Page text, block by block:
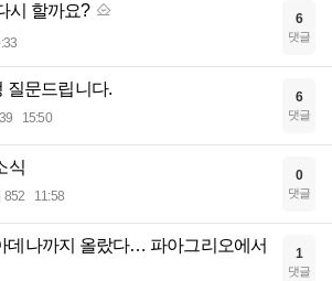
시 할까요? 6
댓글
질문드립니다.
15:50
6
댓글
식
852 11:58
0
댓글
데나까지 올랐다… 파아그리오에서
1
댓글